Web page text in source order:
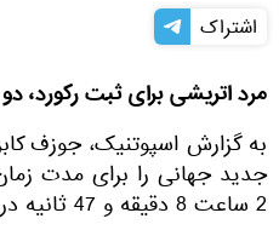
اشتراک
مرد اتریشی برای ثبت رکورد،
به گزارش اسپوتنیک، جوزف
جدید جهانی را برای مدت
2 ساعت 8 دقیقه و 47 ثانیه در این محفظه یخی قرار گرفت.